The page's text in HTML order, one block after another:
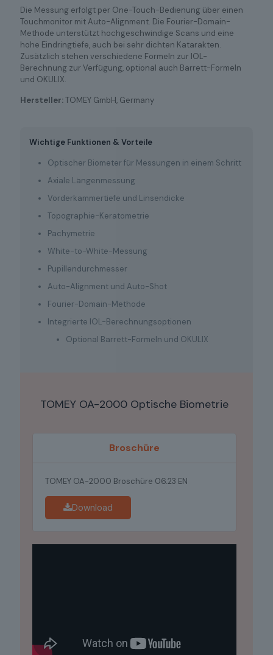
Die Messung erfolgt per One-Touch-Bedienung über einen
Touchmonitor mit Auto-Alignment. Die Fourier-Domain-
Methode unterstützt hochgeschwindige Scans und eine
hohe Eindringtiefe, auch bei sehr dichten Katarakten.
Zusätzlich stehen verschiedene Formeln zur IOL-
Berechnung zur Verfügung, optional auch Barrett-Formeln
und OKULIX.
Hersteller:TOMEY GmbH, Germany
Wichtige Funktionen & Vorteile
Optischer Biometer für Messungen in einem Schritt
Axiale Längenmessung
Vorderkammertiefe und Linsendicke
Topographie-Keratometrie
Pachymetrie
White-to-White-Messung
Pupillendurchmesser
Auto-Alignment und Auto-Shot
Fourier-Domain-Methode
Integrierte IOL-Berechnungsoptionen
Optional Barrett-Formeln und OKULIX
TOMEY OA-2000 Optische Biometrie
Broschüre
TOMEY OA-2000 Broschüre 06.23 EN
Download